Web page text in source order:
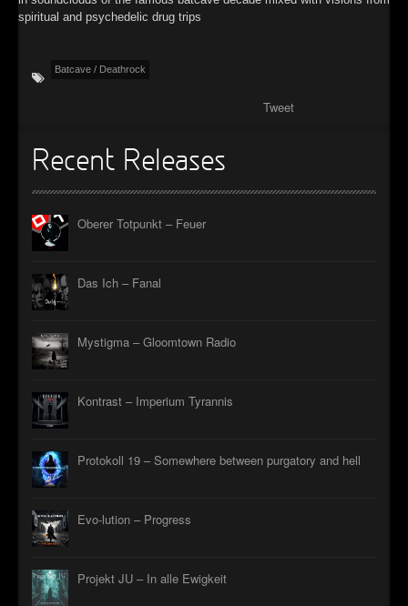
spiritual and psychedelic drug trips
Batcave / Deathrock
Tweet
Recent Releases
Oberer Totpunkt – Feuer
Das Ich – Fanal
Mystigma – Gloomtown Radio
Kontrast – Imperium Tyrannis
Protokoll 19 – Somewhere between purgatory and hell
Evo-lution – Progress
Projekt JU – In alle Ewigkeit